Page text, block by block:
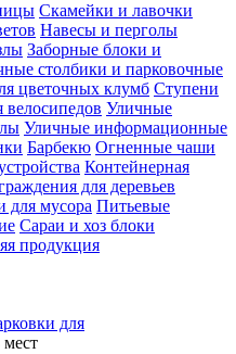
Скамейки и лавочки
Навесы и перголы
Заборные блоки и
столбики и парковочные
цветочных клумб Ступени
велосипедов Уличные
Уличные информационные
Барбекю Огненные чаши
Контейнерная
для деревьев
для мусора Питьевые
Сараи и хоз блоки
продукция
для